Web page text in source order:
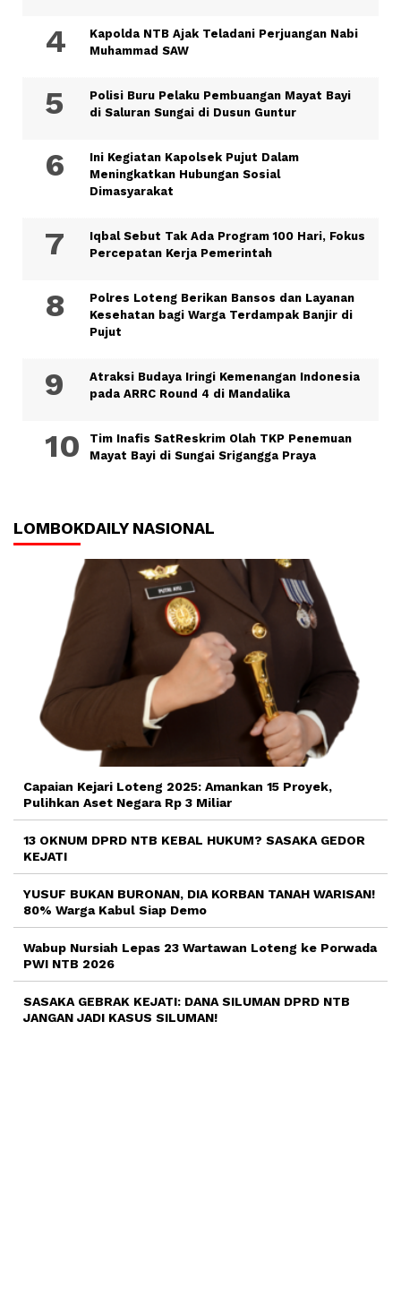
Kapolda NTB Ajak Teladani Perjuangan Nabi
Muhammad SAW
Polisi Buru Pelaku Pembuangan Mayat Bayi
di Saluran Sungai di Dusun Guntur
Ini Kegiatan Kapolsek Pujut Dalam
Meningkatkan Hubungan Sosial
Dimasyarakat
Iqbal Sebut Tak Ada Program 100 Hari, Fokus
Percepatan Kerja Pemerintah
Polres Loteng Berikan Bansos dan Layanan
Kesehatan bagi Warga Terdampak Banjir di
Pujut
Atraksi Budaya Iringi Kemenangan Indonesia
pada ARRC Round 4 di Mandalika
Tim Inafis SatReskrim Olah TKP Penemuan
Mayat Bayi di Sungai Srigangga Praya
LOMBOKDAILY NASIONAL
Capaian Kejari Loteng 2025: Amankan 15 Proyek,
Pulihkan Aset Negara Rp 3 Miliar
13 OKNUM DPRD NTB KEBAL HUKUM? SASAKA GEDOR
KEJATI
YUSUF BUKAN BURONAN, DIA KORBAN TANAH WARISAN!
80% Warga Kabul Siap Demo
Wabup Nursiah Lepas 23 Wartawan Loteng ke Porwada
PWI NTB 2026
SASAKA GEBRAK KEJATI: DANA SILUMAN DPRD NTB
JANGAN JADI KASUS SILUMAN!